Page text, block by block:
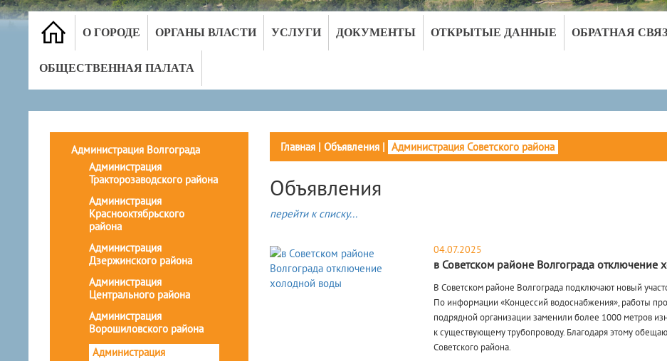
О ГОРОДЕ ОРГАНЫ ВЛАСТИ УСЛУГИ ДОКУМЕНТЫ ОТКРЫТЫЕ ДАННЫЕ ОБРАТНАЯ
ОБЩЕСТВЕННАЯ ПАЛАТА
Администрация Волгограда
Администрация
Тракторозаводского района
Администрация
Краснооктябрьского
района
Администрация
Дзержинского района
Администрация
Центрального района
Администрация
Ворошиловского района
Администрация
Главная| Объявления| Администрация Советского района
Объявления
перейти к списку...
04.07.2025
в Советском районе Волгограда отключение
В Советском районе Волгограда подключают новый
По информации «Концессий водоснабжения», работы
подрядной организации заменили более 1000 метров
к существующему трубопроводу. Благодаря этому
Советского района.